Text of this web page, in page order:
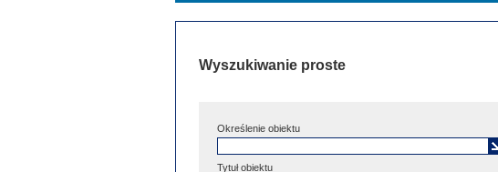
Wyszukiwanie proste
Określenie obiektu
Tytuł obiektu